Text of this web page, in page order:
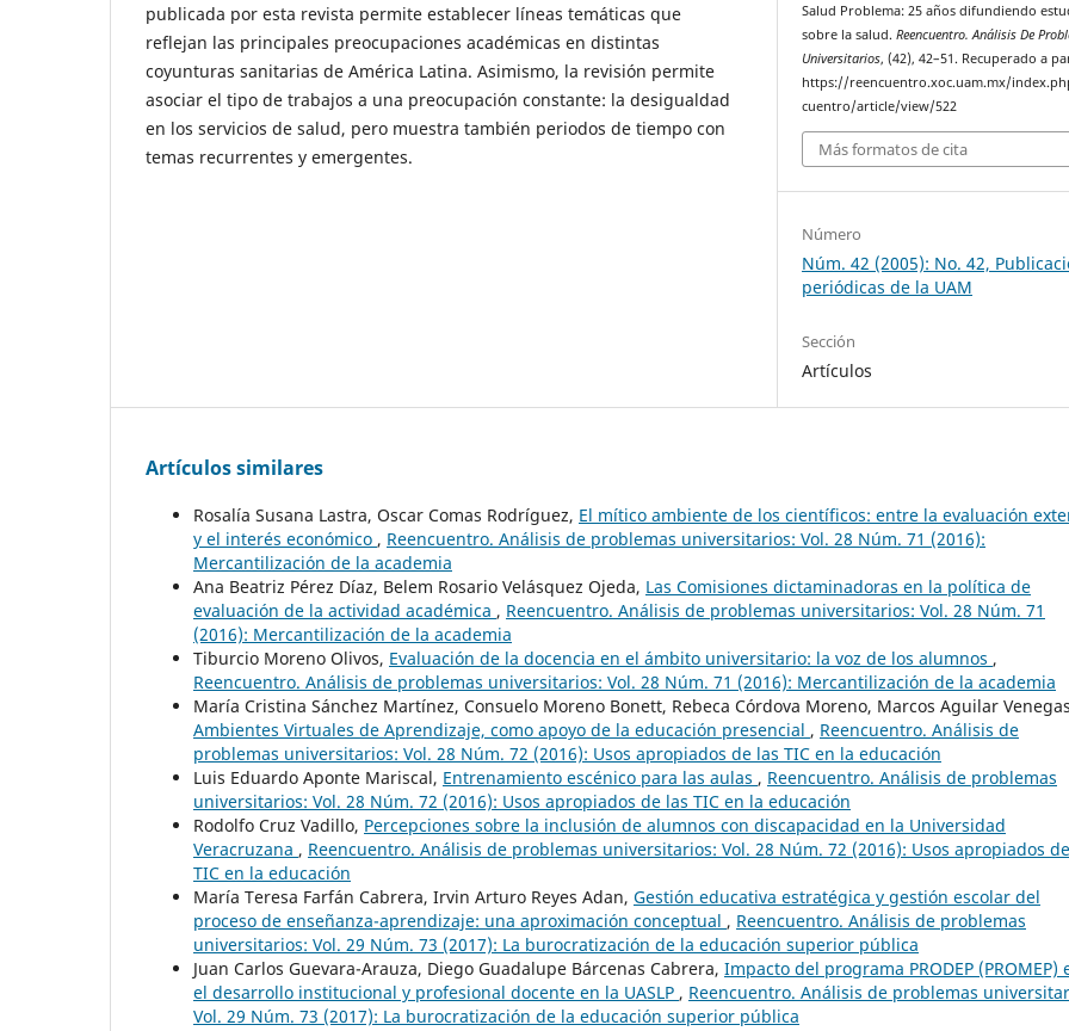
publicada por esta revista permite establecer líneas temáticas que
reflejan las principales preocupaciones académicas en distintas
coyunturas sanitarias de América Latina. Asimismo, la revisión permite
asociar el tipo de trabajos a una preocupación constante: la desigualdad
en los servicios de salud, pero muestra también periodos de tiempo con
temas recurrentes y emergentes.
Salud Problema: 25 años difundiendo
sobre la salud.Reencuentro. Análisis De
Universitarios, (42), 42–51. Recuperado a
https://reencuentro.xoc.uam.mx/
cuentro/article/view/522
Más formatos de cita
Número
Núm. 42 (2005): No. 42,
periódicas de la UAM
Sección
Artículos
Artículos similares
Rosalía Susana Lastra, Oscar Comas Rodríguez, El mítico ambiente de los científicos: entre la evaluación
y el interés económico , Reencuentro. Análisis de problemas universitarios: Vol. 28 Núm. 71 (2016):
Mercantilización de la academia
Ana Beatriz Pérez Díaz, Belem Rosario Velásquez Ojeda, Las Comisiones dictaminadoras en la política de
evaluación de la actividad académica , Reencuentro. Análisis de problemas universitarios: Vol. 28 Núm. 71
(2016): Mercantilización de la academia
Tiburcio Moreno Olivos, Evaluación de la docencia en el ámbito universitario: la voz de los alumnos ,
Reencuentro. Análisis de problemas universitarios: Vol. 28 Núm. 71 (2016): Mercantilización de la academia
María Cristina Sánchez Martínez, Consuelo Moreno Bonett, Rebeca Córdova Moreno, Marcos Aguilar
Ambientes Virtuales de Aprendizaje, como apoyo de la educación presencial , Reencuentro. Análisis de
problemas universitarios: Vol. 28 Núm. 72 (2016): Usos apropiados de las TIC en la educación
Luis Eduardo Aponte Mariscal, Entrenamiento escénico para las aulas , Reencuentro. Análisis de problemas
universitarios: Vol. 28 Núm. 72 (2016): Usos apropiados de las TIC en la educación
Rodolfo Cruz Vadillo, Percepciones sobre la inclusión de alumnos con discapacidad en la Universidad
Veracruzana , Reencuentro. Análisis de problemas universitarios: Vol. 28 Núm. 72 (2016): Usos apropiados
TIC en la educación
María Teresa Farfán Cabrera, Irvin Arturo Reyes Adan, Gestión educativa estratégica y gestión escolar del
proceso de enseñanza-aprendizaje: una aproximación conceptual , Reencuentro. Análisis de problemas
universitarios: Vol. 29 Núm. 73 (2017): La burocratización de la educación superior pública
Juan Carlos Guevara-Arauza, Diego Guadalupe Bárcenas Cabrera, Impacto del programa PRODEP (PROMEP)
el desarrollo institucional y profesional docente en la UASLP , Reencuentro. Análisis de problemas
Vol. 29 Núm. 73 (2017): La burocratización de la educación superior pública